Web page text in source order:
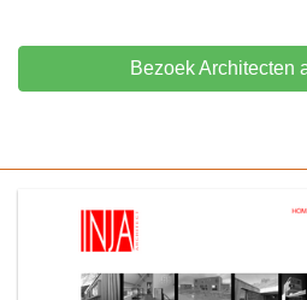
Bezoek Architecten